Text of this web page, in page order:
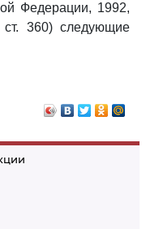
Федерации, 1992,
360) следующие